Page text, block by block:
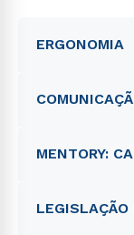
ERGONOMIA
MENTORY:
LEGISLAÇÃO